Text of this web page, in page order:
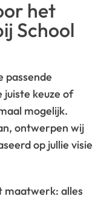
het
School
passende
juiste keuze of
mogelijk.
ontwerpen wij
op jullie visie
maatwerk: alles